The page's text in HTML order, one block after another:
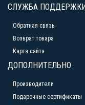
СЛУЖБА
Обратная связь
Возврат товара
Карта сайта
ДОПОЛНИТЕЛЬНО
Производители
Подарочные сертификаты